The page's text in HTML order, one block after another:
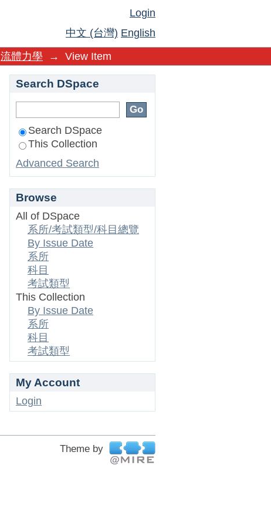
Login
中文 (台灣) English
流體力學 → View Item
Search DSpace
Search DSpace
This Collection
Advanced Search
Browse
All of DSpace
系所/考試類型/科目總覽
By Issue Date
系所
科目
考試類型
This Collection
By Issue Date
系所
科目
考試類型
My Account
Login
Theme by